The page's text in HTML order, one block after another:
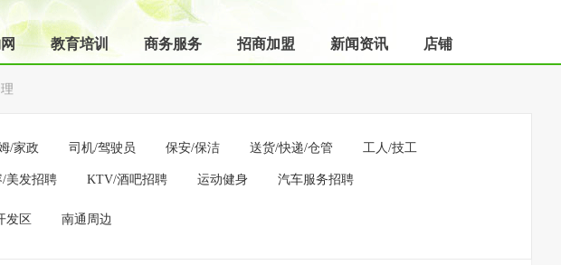
教育培训 商务服务 招商加盟 新闻资讯 店铺
/家政 司机/驾驶员 保安/保洁 送货/快递/仓管 工人/技工
/美发招聘 KTV/酒吧招聘 运动健身 汽车服务招聘
发区 南通周边